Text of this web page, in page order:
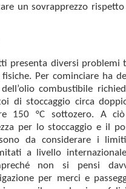
un sovrapprezzo
presenta diversi problemi
Per cominciare ha
combustibile
di stoccaggio circa
150 °C sottozero. A
per lo stoccaggio e il
da considerare i
a livello
non si pensi
per merci e